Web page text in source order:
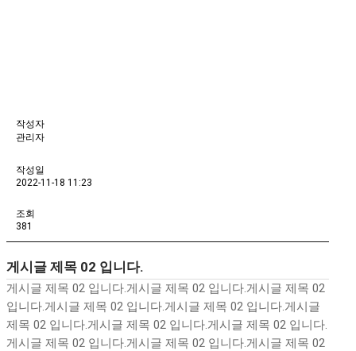
작성자
관리자
작성일
2022-11-18 11:23
조회
381
게시글 제목 02 입니다.
게시글 제목 02 입니다.게시글 제목 02 입니다.게시글 제목 02
입니다.게시글 제목 02 입니다.게시글 제목 02 입니다.게시글
제목 02 입니다.게시글 제목 02 입니다.게시글 제목 02 입니다.
게시글 제목 02 입니다.게시글 제목 02 입니다.게시글 제목 02